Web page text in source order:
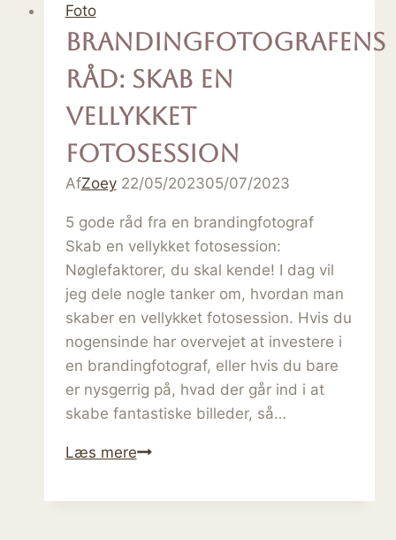
samtalepraksis
Foto
Brandingfotografens
råd: Skab en
vellykket
fotosession
AfZoey 22/05/202305/07/2023
5 gode råd fra en brandingfotograf
Skab en vellykket fotosession:
Nøglefaktorer, du skal kende! I dag vil
jeg dele nogle tanker om, hvordan man
skaber en vellykket fotosession. Hvis du
nogensinde har overvejet at investere i
en brandingfotograf, eller hvis du bare
er nysgerrig på, hvad der går ind i at
skabe fantastiske billeder, så…
Læs mereBrandingfotografens
Skab